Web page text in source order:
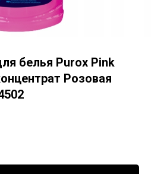
белья Purox Pink
Розовая